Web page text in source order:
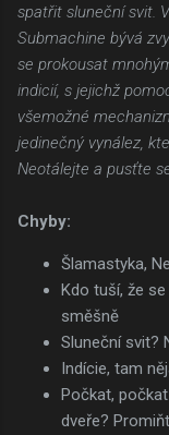
spatřit sluneční svit.
Submachine bývá
se prokousat
indicií, s jejichž
všemožné
jedinečný vynález,
Neotálejte a pusťte
Chyby:
Šlamastyka,
Kdo tuší, že
směšně
Sluneční svit?
Indície, tam
Počkat,
dveře?